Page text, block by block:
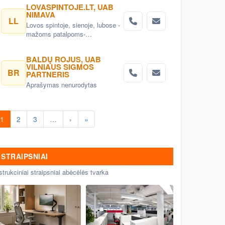
LL
LOVASPINTOJE.LT, UAB
NIMAVA
Lovos spintoje, sienoje, lubose -
mažoms patalpoms-
BR
BALDŲ ROJUS, UAB
VILNIAUS SIGMOS
PARTNERIS
Aprašymas nenurodytas
1 2 3 … › »
STRAIPSNIAI
straipsniai abėcėlės tvarka